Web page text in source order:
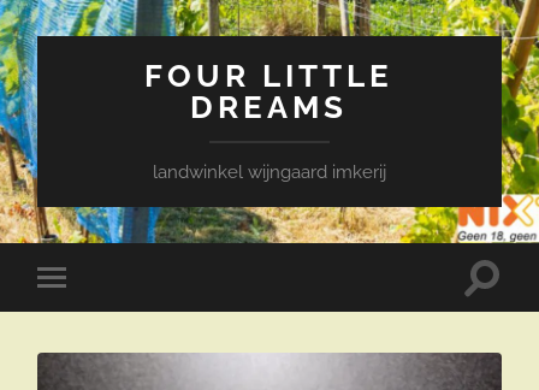
FOUR LITTLE
DREAMS
landwinkel wijngaard imkerij
Toggle
mobiel
Toggle